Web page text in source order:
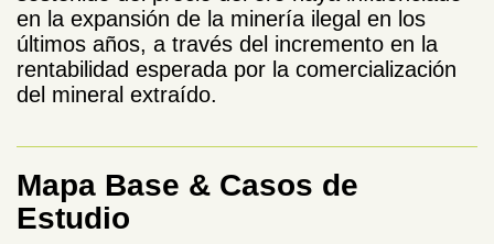
en la expansión de la minería ilegal en los
últimos años, a través del incremento en la
rentabilidad esperada por la comercialización
del mineral extraído.
Mapa Base & Casos de
Estudio